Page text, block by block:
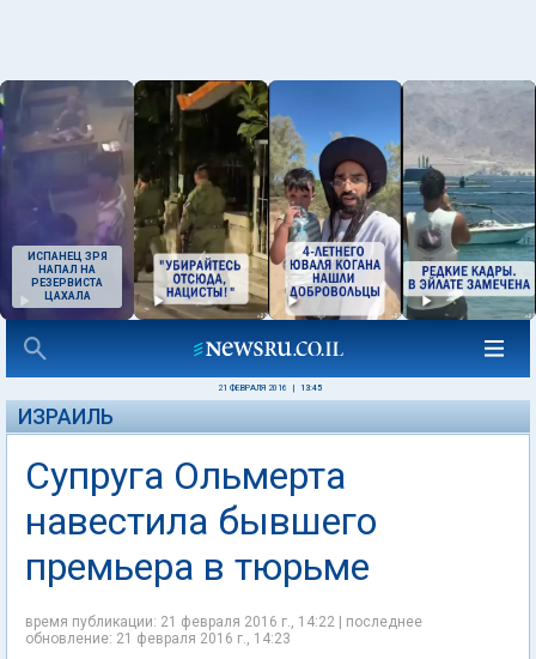
ИСПАНЕЦ ЗРЯ
НАПАЛ НА
РЕЗЕРВИСТА
ЦАХАЛА
21 ФЕВРАЛЯ 2016 13:45
ИЗРАИЛЬ
Супруга Ольмерта
навестила бывшего
премьера в тюрьме
время публикации: 21 февраля 2016 г., 14:22 | последнее
обновление: 21 февраля 2016 г., 14:23